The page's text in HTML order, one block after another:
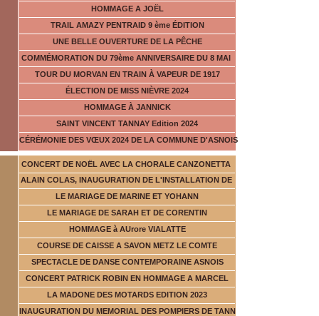
HOMMAGE A JOËL
TRAIL AMAZY PENTRAID 9 ème ÉDITION
UNE BELLE OUVERTURE DE LA PÊCHE
COMMÉMORATION DU 79ème ANNIVERSAIRE DU 8 MAI
TOUR DU MORVAN EN TRAIN À VAPEUR DE 1917
ÉLECTION DE MISS NIÈVRE 2024
HOMMAGE À JANNICK
SAINT VINCENT TANNAY Edition 2024
CÉRÉMONIE DES VŒUX 2024 DE LA COMMUNE D'ASNOIS
CONCERT DE NOËL AVEC LA CHORALE CANZONETTA
ALAIN COLAS, INAUGURATION DE L'INSTALLATION DE
LE MARIAGE DE MARINE ET YOHANN
LE MARIAGE DE SARAH ET DE CORENTIN
HOMMAGE à AUrore VIALATTE
COURSE DE CAISSE A SAVON METZ LE COMTE
SPECTACLE DE DANSE CONTEMPORAINE ASNOIS
CONCERT PATRICK ROBIN EN HOMMAGE A MARCEL
LA MADONE DES MOTARDS EDITION 2023
INAUGURATION DU MEMORIAL DES POMPIERS DE TANN